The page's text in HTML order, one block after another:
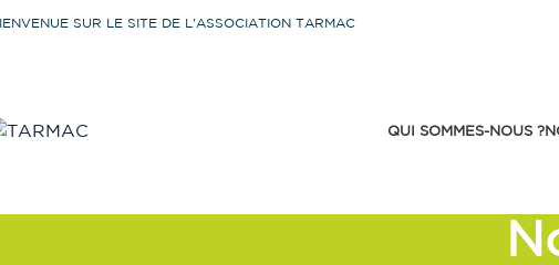
SUR LE SITE DE L'ASSOCIATION TARMAC
QUI SOMMES-NOUS ?